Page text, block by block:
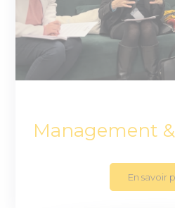
Management
En savoir